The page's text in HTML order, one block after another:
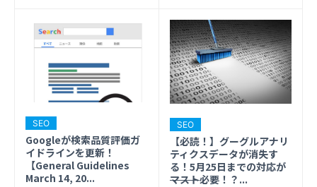
SEO
Googleが検索品質評価ガ
イドラインを更新！
【General Guidelines
March 14, 20...
SEO
【必読！】グーグルアナリ
ティクスデータが消失す
る！5月25日までの対応が
マスト必要！？...